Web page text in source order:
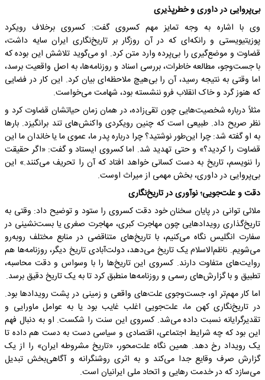
بی‌پروایی در داوری و خطرپذیری
وی با اشاره به وجه تمایز مهم کسروی گفت: کسروی برخلاف رویکرد
پوزیتیویستی و رانکه‌ای که در آن روزگار بر تاریخ‌نگاری ایران سایه داشت،
قضاوت و موضع‌گیری را بی‌پرده وارد متن کرد. او می‌گوید تلاشش این بوده که
با جست‌وجو، مطالعه خاطرات، بررسی اسناد و روزنامه‌ها، به اصل واقعیت برسد،
اما وقتی به نتیجه رسید، آن را بی‌هیچ ملاحظه‌ای بیان کرد. این کار در فضایی
که هنوز گرد و خاک انقلاب فرو ننشسته بود، شهامت می‌خواست.
مثلاً درباره شخصیت‌هایی چون تقی‌زاده، در همان زمان حیاتشان قضاوت کرد و
نظر صریح داد. طبیعی است که چنین رویکردی واکنش‌های تند برانگیزد. بارها
به او گفته شد: چرا این‌طور نوشتید؟ چرا درباره پدر ما، عموی ما یا خاندان ما این
قضاوت را کردید؟» و حتی تهدید شد. اما کسروی ایستاد و گفت: «اگر حقیقت
را ننویسم، تاریخ به دست کسانی خواهد افتاد که آن را تحریف می‌کنند.» این
بی‌پروایی در داوری، بخش مهمی از میراث اوست.
دقت و علت‌جویی؛ نوآوری در تاریخ‌نگاری
ملائی توانی در پایان سخنان خود دقت کسروی را ستود و توضیح داد: وقتی به
تاریخ‌گذاری رویدادهایی چون مهاجرت کبری، مهاجرت صغری یا بست‌نشینی در
سفارت انگلیس نگاه می‌کنیم، با تاریخ‌های متناقضی در منابع مختلف روبه‌رو
می‌شویم. ناظم‌الاسلام یک تاریخ می‌دهد، دولت‌آبادی تاریخ دیگر، روزنامه‌ها هم
روایت‌های متفاوت دارند. کسروی این تاریخ‌ها را با وسواس و دقت محاسبه،
تطبیق و با گزارش‌های رسمی و روزنامه‌ها منطبق کرد تا به یک تاریخ دقیق برسد.
اما کار مهم‌تر او، جست‌وجوی علت‌های واقعی و زمینی در پشت رویدادها بود.
در تاریخ‌نگاری کهن ما، علت‌جویی اغلب غایب بود یا به عوامل ماورایی و
تقدیرگرایانه نسبت داده می‌شد. کسروی این سنت را شکست. او به دنبال فهم
این بود که چه شرایط اجتماعی، اقتصادی و سیاسی دست به دست هم داده تا
یک رویداد رخ دهد. همین نگاه علت‌محور، «تاریخ مشروطه ایران» را از یک
گزارش صرف وقایع جدا می‌کند و به اثری روشنگرانه و آگاهی‌بخش تبدیل
می‌سازد که در خدمت رهایی و اتحاد ملی ایرانیان است.